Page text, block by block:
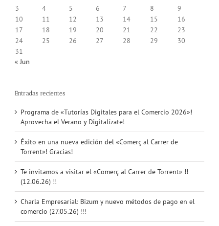
3
4 5 6 7 8
9
10
11 12 13 14 15
16
17
18 19 20 21 22
23
24
25 26 27 28 29
30
31
« Jun
Entradas recientes
Programa de «Tutorías Digitales para el Comercio 2026»!
Aprovecha el Verano y Digitalízate!
Éxito en una nueva edición del «Comerç al Carrer de
Torrent»! Gracias!
Te invitamos a visitar el «Comerç al Carrer de Torrent» !!
(12.06.26) !!
Charla Empresarial: Bizum y nuevo métodos de pago en el
comercio (27.05.26) !!!